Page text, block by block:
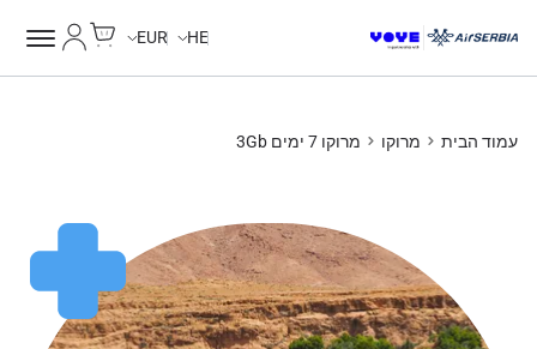
HE
EUR
עמוד הבית מרוקו מרוקו 7 ימים 3Gb